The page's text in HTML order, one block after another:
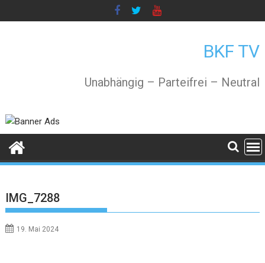
to
BKF TV
Unabhängig – Parteifrei – Neutral
IMG_7288
19. Mai 2024